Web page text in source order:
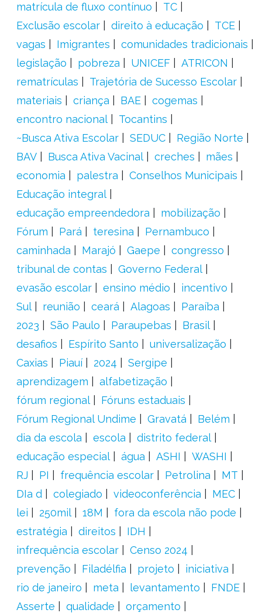
matrícula de fluxo contínuo
TC
Exclusão escolar
direito à educação
TCE
vagas
Imigrantes
comunidades tradicionais
legislação
pobreza UNICEF
ATRICON
rematrículas
Trajetória de Sucesso Escolar
materiais
criança BAE
cogemas
encontro nacional
Tocantins
~Busca Ativa Escolar
SEDUC
Região Norte
BAV
Busca Ativa Vacinal creches
mães
economia
palestra
Conselhos Municipais
Educação integral
educação empreendedora
mobilização
Fórum
Pará teresina
Pernambuco
caminhada
Marajó Gaepe
congresso
tribunal de contas
Governo Federal
evasão escolar
ensino médio
incentivo
Sul
reunião ceará Alagoas
Paraíba
2023
São Paulo Paraupebas
Brasil
desafios
Espírito Santo
universalização
Caxias
Piauí 2024
Sergipe
aprendizagem
alfabetização
fórum regional
Fóruns estaduais
Fórum Regional Undime
Gravatá
Belém
dia da escola
escola
distrito federal
educação especial
água ASHI
WASHI
RJ
PI frequência escolar Petrolina
MT
DIa d
colegiado videoconferência
MEC
lei
250mil 18M
fora da escola não pode
estratégia
direitos
IDH
infrequência escolar
Censo 2024
prevenção
Filadélfia projeto
iniciativa
rio de janeiro
meta levantamento
FNDE
Asserte
qualidade
orçamento